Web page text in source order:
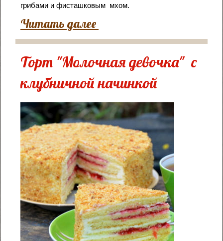
грибами и фисташковым мхом.
Читать далее
Торт "Молочная девочка" с
клубничной начинкой